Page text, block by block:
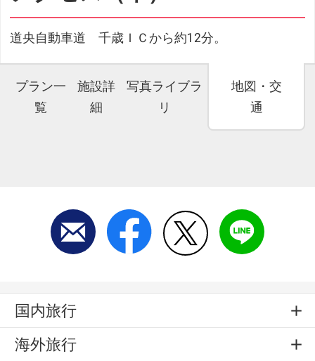
道央自動車道 千歳ＩＣから約12分。
プラン一
覧
施設詳
細
写真ライブラ
リ
地図・交
通
国内旅行
海外旅行